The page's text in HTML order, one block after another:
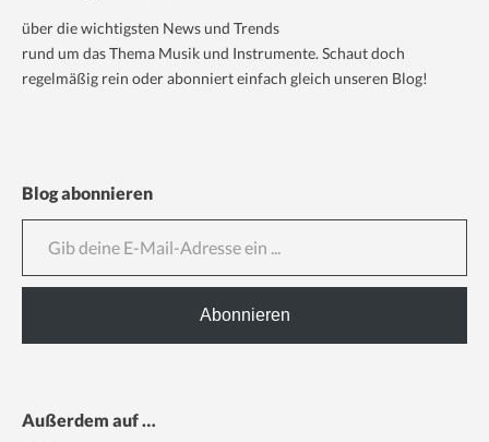
über die wichtigsten News und Trends
rund um das Thema Musik und Instrumente. Schaut doch
regelmäßig rein oder abonniert einfach gleich unseren Blog!
Blog abonnieren
Gib deine E-Mail-Adresse ein ...
Abonnieren
Außerdem auf …